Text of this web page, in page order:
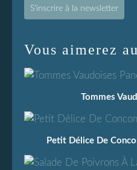
S'inscrire à la newsletter
Vous aimerez
Tommes
Petit Délice De